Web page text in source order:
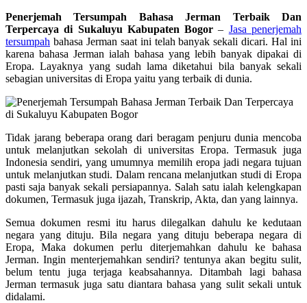
Penerjemah Tersumpah Bahasa Jerman Terbaik Dan
Terpercaya di Sukaluyu Kabupaten Bogor– Jasa penerjemah
tersumpah bahasa Jerman saat ini telah banyak sekali dicari. Hal ini
karena bahasa Jerman ialah bahasa yang lebih banyak dipakai di
Eropa. Layaknya yang sudah lama diketahui bila banyak sekali
sebagian universitas di Eropa yaitu yang terbaik di dunia.
Tidak jarang beberapa orang dari beragam penjuru dunia mencoba
untuk melanjutkan sekolah di universitas Eropa. Termasuk juga
Indonesia sendiri, yang umumnya memilih eropa jadi negara tujuan
untuk melanjutkan studi. Dalam rencana melanjutkan studi di Eropa
pasti saja banyak sekali persiapannya. Salah satu ialah kelengkapan
dokumen, Termasuk juga ijazah, Transkrip, Akta, dan yang lainnya.
Semua dokumen resmi itu harus dilegalkan dahulu ke kedutaan
negara yang dituju. Bila negara yang dituju beberapa negara di
Eropa, Maka dokumen perlu diterjemahkan dahulu ke bahasa
Jerman. Ingin menterjemahkan sendiri? tentunya akan begitu sulit,
belum tentu juga terjaga keabsahannya. Ditambah lagi bahasa
Jerman termasuk juga satu diantara bahasa yang sulit sekali untuk
didalami.